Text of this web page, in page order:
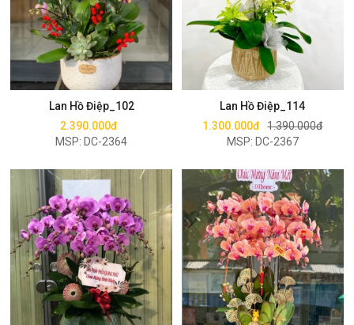
Lan Hồ Điệp_102
2.390.000đ
MSP: DC-2364
Mua ngay
Lan Hồ Điệp_114
1.300.000đ 1.390.000đ
MSP: DC-2367
Mua ngay